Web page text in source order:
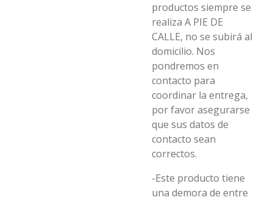
productos siempre se
realiza A PIE DE
CALLE, no se subirá al
domicilio. Nos
pondremos en
contacto para
coordinar la entrega,
por favor asegurarse
que sus datos de
contacto sean
correctos.
-Este producto tiene
una demora de entre